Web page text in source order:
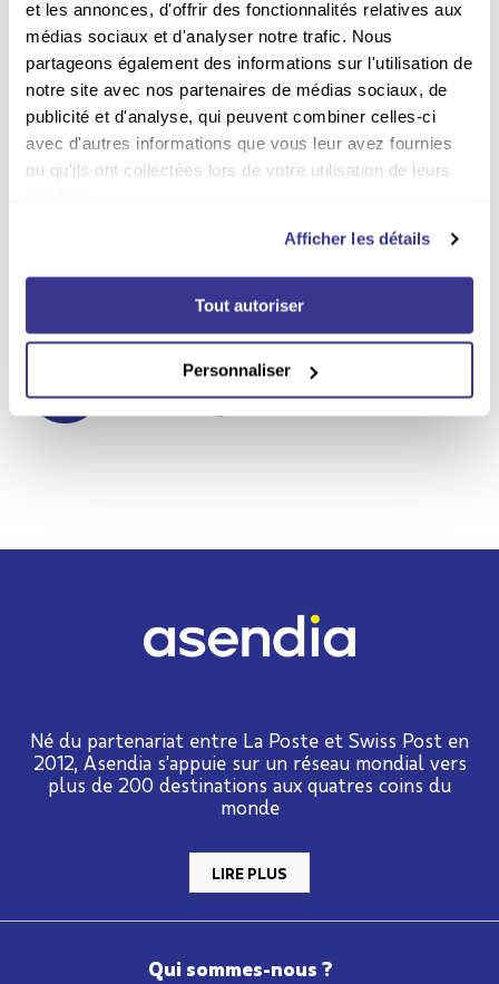
et les annonces, d'offrir des fonctionnalités relatives aux
médias sociaux et d'analyser notre trafic. Nous
partageons également des informations sur l'utilisation de
notre site avec nos partenaires de médias sociaux, de
publicité et d'analyse, qui peuvent combiner celles-ci
avec d'autres informations que vous leur avez fournies
ou qu'ils ont collectées lors de votre utilisation de leurs
Afficher les détails
Tout autoriser
Personnaliser
Vous avez le choix
Plus de 380 titres disponibles
en abonnement
Moins cher qu'en kiosque
Jusqu'à -67% sur les
Paiement sécurisé
Payer en ligne en toute
sécurité sur notre site Web
Né du partenariat entre La Poste et Swiss Post en
2012, Asendia s'appuie sur un réseau mondial vers
plus de 200 destinations aux quatres coins du
monde
LIRE PLUS
Qui sommes-nous ?